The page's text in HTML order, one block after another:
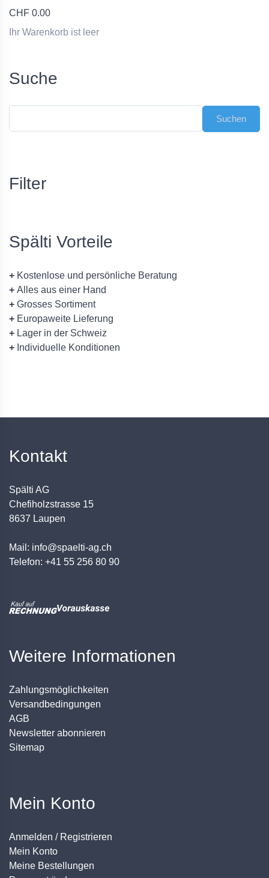
CHF 0.00
Ihr Warenkorb ist leer
Suche
Filter
Spälti Vorteile
+ Kostenlose und persönliche Beratung
+ Alles aus einer Hand
+ Grosses Sortiment
+ Europaweite Lieferung
+ Lager in der Schweiz
+ Individuelle Konditionen
Kontakt
Spälti AG
Chefiholzstrasse 15
8637 Laupen
Mail: info@spaelti-ag.ch
Telefon: +41 55 256 80 90
Weitere Informationen
Zahlungsmöglichkeiten
Versandbedingungen
AGB
Newsletter abonnieren
Sitemap
Mein Konto
Anmelden / Registrieren
Mein Konto
Meine Bestellungen